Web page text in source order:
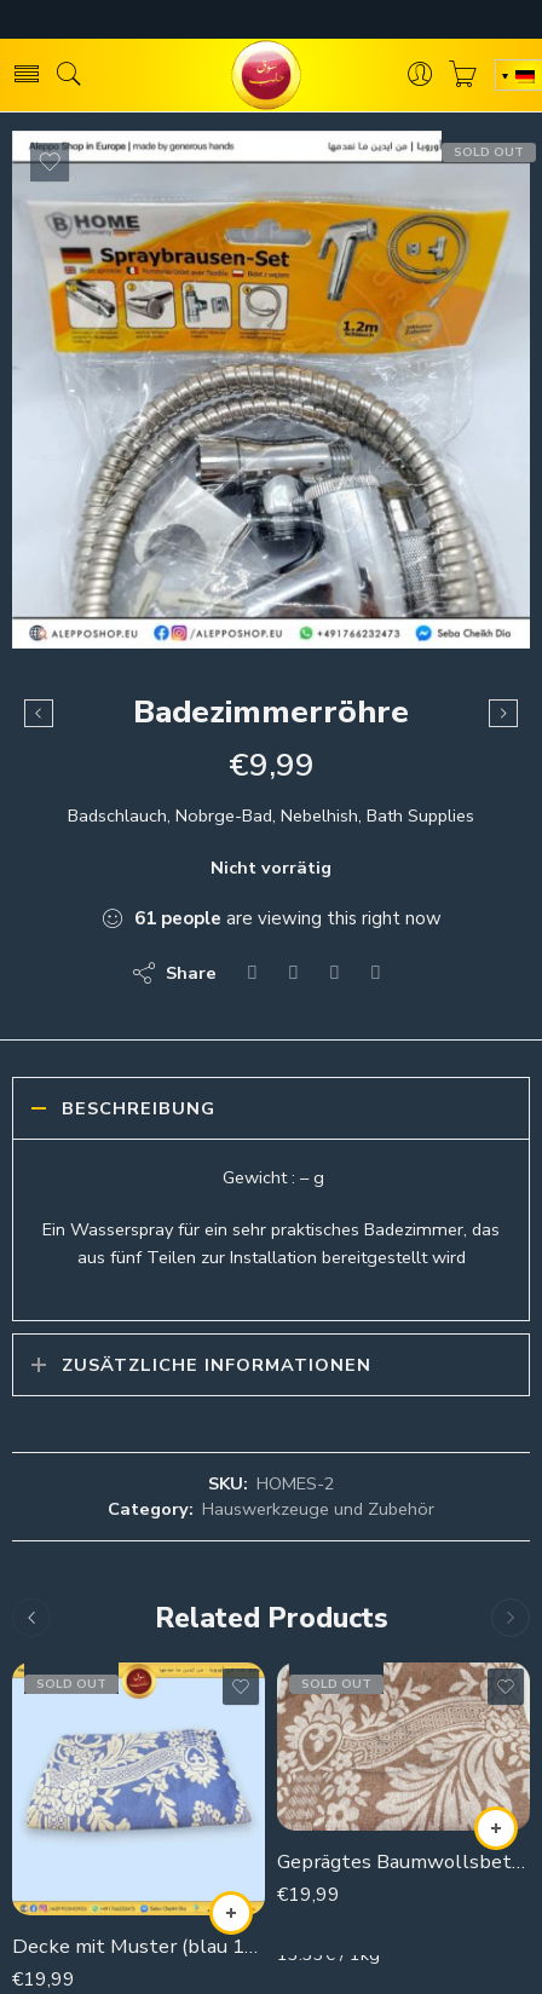
SOLD OUT
Badezimmerröhre
€9,99
Badschlauch, Nobrge-Bad, Nebelhish, Bath Supplies
Nicht vorrätig
61 people are viewing this right now
Share
BESCHREIBUNG
Gewicht : – g
Ein Wasserspray für ein sehr praktisches Badezimmer, das
aus fünf Teilen zur Installation bereitgestellt wird
ZUSÄTZLICHE INFORMATIONEN
SKU: HOMES-2
Category: Hauswerkzeuge und Zubehör
Related Products
SOLD OUT
Decke mit Muster (blau 160×220)
€19,99
SOLD OUT
Geprägtes Baumwollsbettungssheet Hazal (160 * 220 cm).
€19,99
13.33€ / 1kg